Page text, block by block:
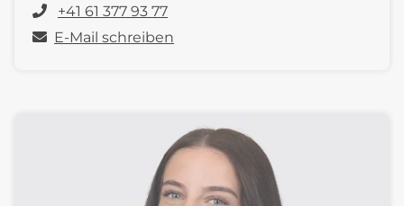
+41 61 377 93 77
E-Mail schreiben